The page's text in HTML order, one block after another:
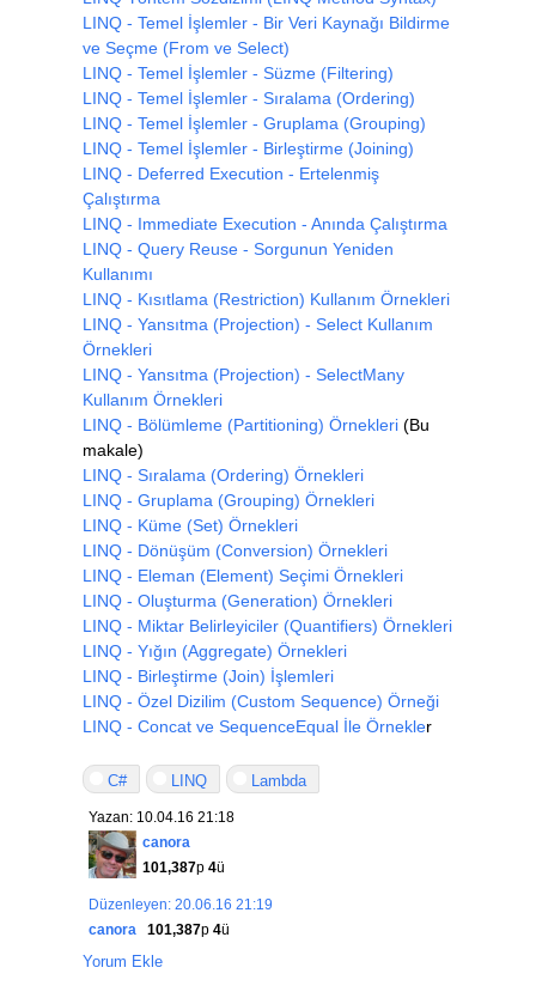
LINQ - Temel İşlemler - Bir Veri Kaynağı Bildirme
ve Seçme (From ve Select)
LINQ - Temel İşlemler - Süzme (Filtering)
LINQ - Temel İşlemler - Sıralama (Ordering)
LINQ - Temel İşlemler - Gruplama (Grouping)
LINQ - Temel İşlemler - Birleştirme (Joining)
LINQ - Deferred Execution - Ertelenmiş
Çalıştırma
LINQ - Immediate Execution - Anında Çalıştırma
LINQ - Query Reuse - Sorgunun Yeniden
Kullanımı
LINQ - Kısıtlama (Restriction) Kullanım Örnekleri
LINQ - Yansıtma (Projection) - Select Kullanım
Örnekleri
LINQ - Yansıtma (Projection) - SelectMany
Kullanım Örnekleri
LINQ - Bölümleme (Partitioning) Örnekleri (Bu
makale)
LINQ - Sıralama (Ordering) Örnekleri
LINQ - Gruplama (Grouping) Örnekleri
LINQ - Küme (Set) Örnekleri
LINQ - Dönüşüm (Conversion) Örnekleri
LINQ - Eleman (Element) Seçimi Örnekleri
LINQ - Oluşturma (Generation) Örnekleri
LINQ - Miktar Belirleyiciler (Quantifiers) Örnekleri
LINQ - Yığın (Aggregate) Örnekleri
LINQ - Birleştirme (Join) İşlemleri
LINQ - Özel Dizilim (Custom Sequence) Örneği
LINQ - Concat ve SequenceEqual İle Örnekler
C# LINQ Lambda
Yazan: 10.04.16 21:18
canora
101,387p 4ü
Düzenleyen: 20.06.16 21:19
canora
101,387p 4ü
Yorum Ekle